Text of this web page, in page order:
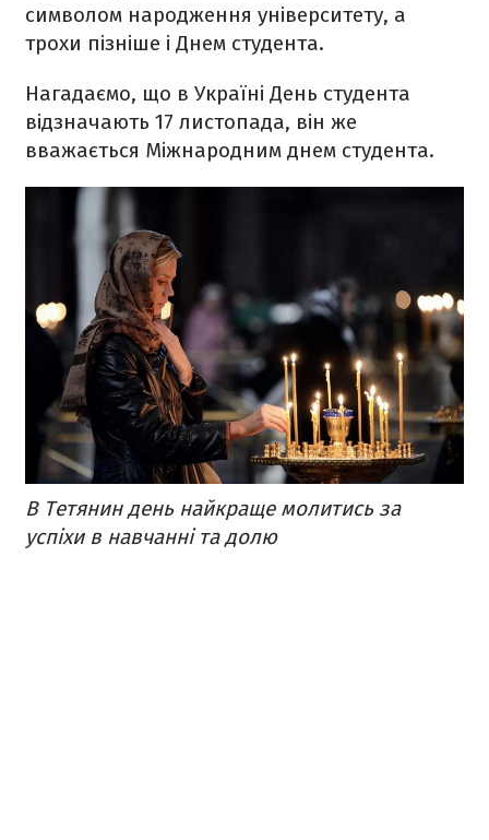
символом народження університету, а
трохи пізніше і Днем студента.
Нагадаємо, що в Україні День студента
відзначають 17 листопада, він же
вважається Міжнародним днем студента.
В Тетянин день найкраще молитись за
успіхи в навчанні та долю